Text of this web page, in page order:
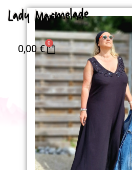
0,00€ 0